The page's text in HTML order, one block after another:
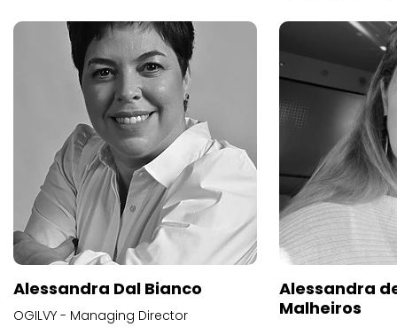
Alessandra Dal Bianco
OGILVY - Managing Director
Alessandra
Malheiros